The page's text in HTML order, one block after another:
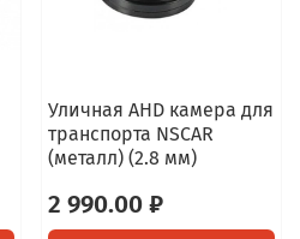
Уличная AHD камера для
транспорта NSCAR
(металл) (2.8 мм)
2 990.00 ₽